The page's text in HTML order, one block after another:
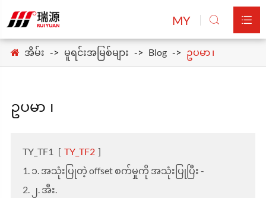
MY  
အိမ်း မူရင်းအမြစ်များ Blog ဥပမာ ၊
ဥပမာ ၊
TY_TF1 [ TY_TF2 ]
1. ၁. အသုံးပြုတဲ့ offset စက်မှုကို အသုံးပြုပြီး -
2. ၂. အီး.